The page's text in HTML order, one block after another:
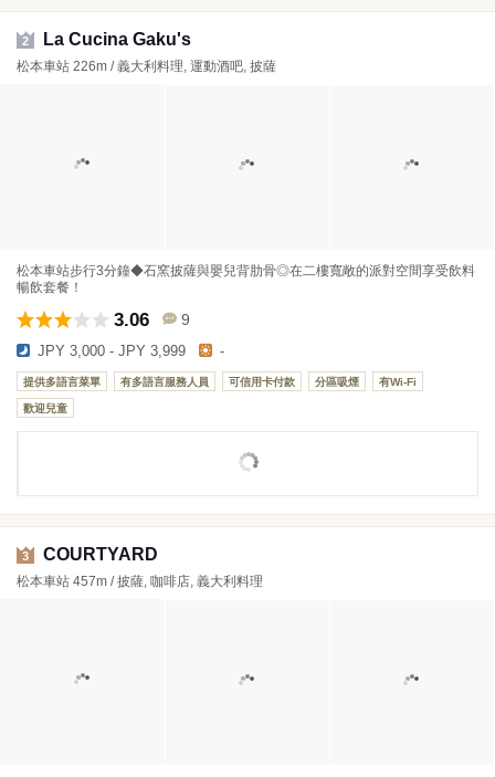
2 La Cucina Gaku's
松本車站 226m / 義大利料理, 運動酒吧, 披薩
松本車站步行3分鐘◆石窯披薩與嬰兒背肋骨◎在二樓寬敞的派對空間享受飲料
暢飲套餐！
3.06 9
JPY 3,000 - JPY 3,999 -
提供多語言菜單 有多語言服務人員 可信用卡付款 分區吸煙 有Wi-Fi
歡迎兒童
3 COURTYARD
松本車站 457m / 披薩, 咖啡店, 義大利料理